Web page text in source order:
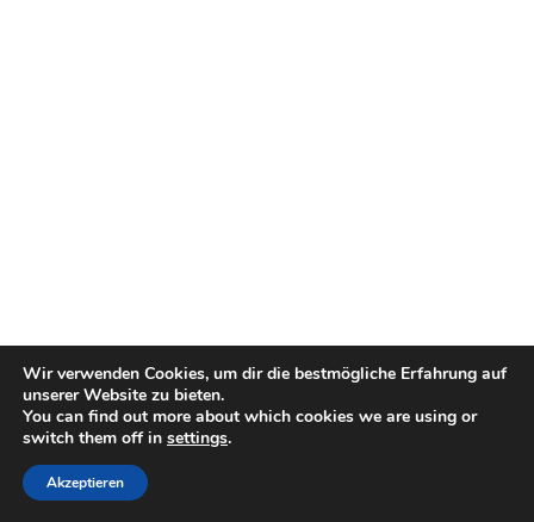
Wir verwenden Cookies, um dir die bestmögliche Erfahrung auf
unserer Website zu bieten.
You can find out more about which cookies we are using or
switch them off in settings.
Akzeptieren